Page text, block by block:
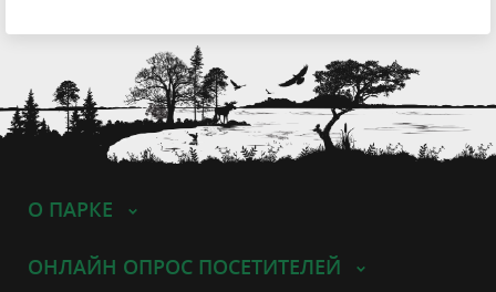
О ПАРКЕ
ОНЛАЙН ОПРОС ПОСЕТИТЕЛЕЙ